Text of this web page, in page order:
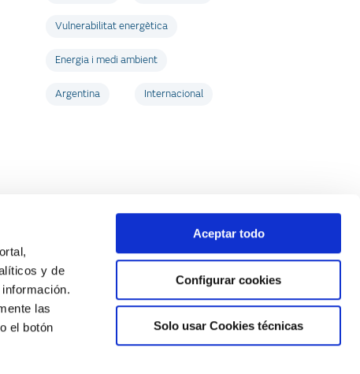
y de
las
el botón
Aceptar todo
Configurar cookies
Solo usar Cookies técnicas
Vulnerabilitat energètica
Energia i medi ambient
Argentina Internacional